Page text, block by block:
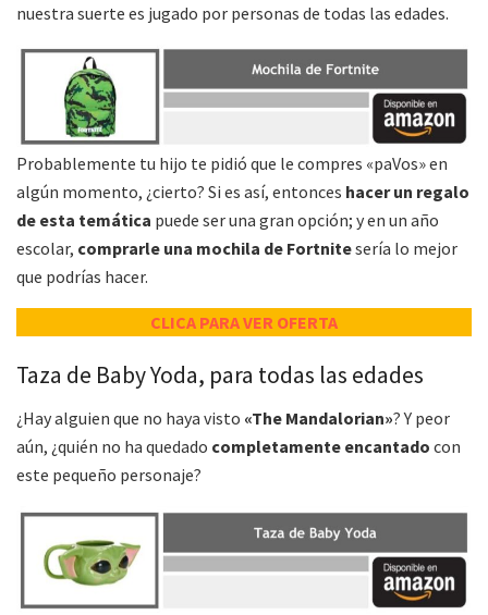
nuestra suerte es jugado por personas de todas las edades.
Probablemente tu hijo te pidió que le compres «paVos» en
algún momento, ¿cierto? Si es así, entonces hacer un regalo
de esta temática puede ser una gran opción; y en un año
escolar, comprarle una mochila de Fortnitesería lo mejor
que podrías hacer.
CLICA PARA VER OFERTA
Taza de Baby Yoda, para todas las edades
¿Hay alguien que no haya visto «The Mandalorian»? Y peor
aún, ¿quién no ha quedado completamente encantado con
este pequeño personaje?